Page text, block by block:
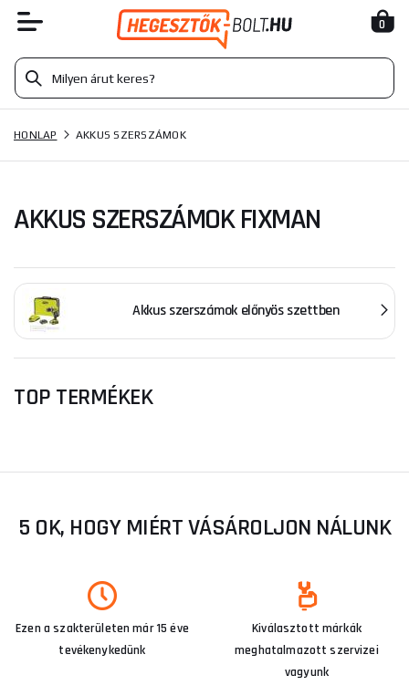
0
HONLAP AKKUS SZERSZÁMOK
AKKUS SZERSZÁMOK FIXMAN
Akkus szerszámok előnyös szettben
TOP TERMÉKEK
5 OK, HOGY MIÉRT VÁSÁROLJON NÁLUNK
Ezen a szakterületen már 15 éve
tevékenykedünk
Kiválasztott márkák
meghatalmazott szervizei
vagyunk